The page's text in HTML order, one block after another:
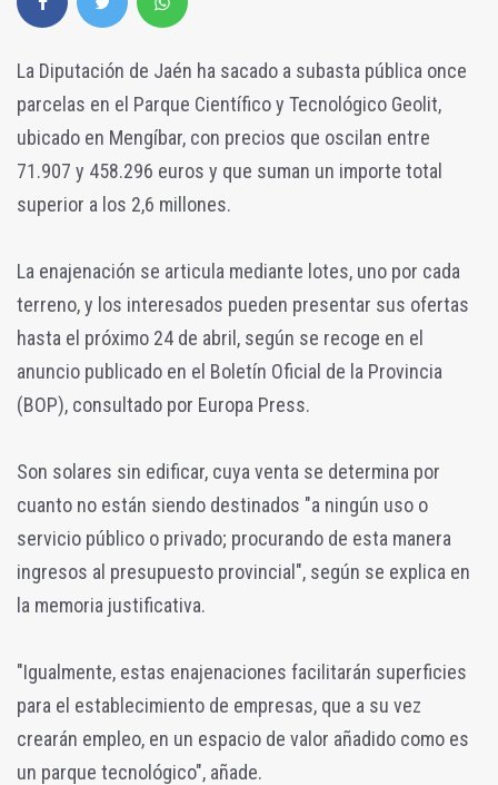
La Diputación de Jaén ha sacado a subasta pública once
parcelas en el Parque Científico y Tecnológico Geolit,
ubicado en Mengíbar, con precios que oscilan entre
71.907 y 458.296 euros y que suman un importe total
superior a los 2,6 millones.
La enajenación se articula mediante lotes, uno por cada
terreno, y los interesados pueden presentar sus ofertas
hasta el próximo 24 de abril, según se recoge en el
anuncio publicado en el Boletín Oficial de la Provincia
(BOP), consultado por Europa Press.
Son solares sin edificar, cuya venta se determina por
cuanto no están siendo destinados "a ningún uso o
servicio público o privado; procurando de esta manera
ingresos al presupuesto provincial", según se explica en
la memoria justificativa.
"Igualmente, estas enajenaciones facilitarán superficies
para el establecimiento de empresas, que a su vez
crearán empleo, en un espacio de valor añadido como es
un parque tecnológico", añade.